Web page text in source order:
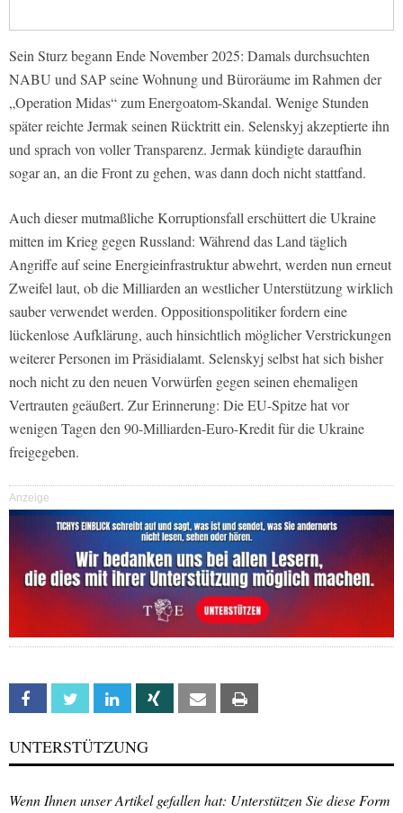
Sein Sturz begann Ende November 2025: Damals durchsuchten
NABU und SAP seine Wohnung und Büroräume im Rahmen der
„Operation Midas“ zum Energoatom-Skandal. Wenige Stunden
später reichte Jermak seinen Rücktritt ein. Selenskyj akzeptierte ihn
und sprach von voller Transparenz. Jermak kündigte daraufhin
sogar an, an die Front zu gehen, was dann doch nicht stattfand.
Auch dieser mutmaßliche Korruptionsfall erschüttert die Ukraine
mitten im Krieg gegen Russland: Während das Land täglich
Angriffe auf seine Energieinfrastruktur abwehrt, werden nun erneut
Zweifel laut, ob die Milliarden an westlicher Unterstützung wirklich
sauber verwendet werden. Oppositionspolitiker fordern eine
lückenlose Aufklärung, auch hinsichtlich möglicher Verstrickungen
weiterer Personen im Präsidialamt. Selenskyj selbst hat sich bisher
noch nicht zu den neuen Vorwürfen gegen seinen ehemaligen
Vertrauten geäußert. Zur Erinnerung: Die EU-Spitze hat vor
wenigen Tagen den 90-Milliarden-Euro-Kredit für die Ukraine
freigegeben.
Anzeige
Facebook Twitter Linkedin Xing Email
UNTERSTÜTZUNG
Wenn Ihnen unser Artikel gefallen hat: Unterstützen Sie diese Form